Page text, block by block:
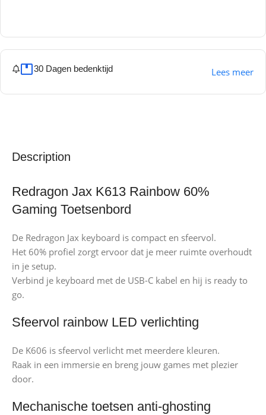
30 Dagen bedenktijd Lees meer
Description
Redragon Jax K613 Rainbow 60%
Gaming Toetsenbord
De Redragon Jax keyboard is compact en sfeervol.
Het 60% profiel zorgt ervoor dat je meer ruimte overhoudt
in je setup.
Verbind je keyboard met de USB-C kabel en hij is ready to
go.
Sfeervol rainbow LED verlichting
De K606 is sfeervol verlicht met meerdere kleuren.
Raak in een immersie en breng jouw games met plezier
door.
Mechanische toetsen anti-ghosting